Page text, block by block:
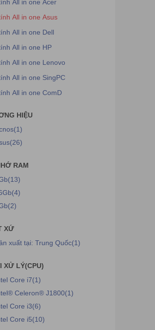
All in one Acer
All in one Asus
All in one Dell
All in one HP
All in one Lenovo
All in one SingPC
All in one ComD
HIỆU
RAM
XỨ
xuất tại: Trung Quốc(1)
XỬ LÝ(CPU)
Core i7(1)
Celeron® J1800(1)
Core i3(6)
Core i5(10)